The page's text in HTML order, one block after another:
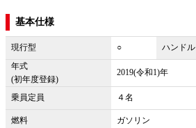
基本仕様
現行型 ○ ハンドル
年式
(初年度登録)
2019(令和1)年
乗員定員 ４名
燃料 ガソリン